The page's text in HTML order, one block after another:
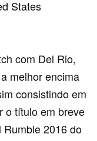
States
com Del Rio,
melhor encima
consistindo em
o título em breve
2016 do